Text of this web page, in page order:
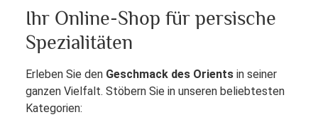
Ihr Online-Shop für persische
Spezialitäten
Erleben Sie den Geschmack des Orients in seiner
ganzen Vielfalt. Stöbern Sie in unseren beliebtesten
Kategorien: